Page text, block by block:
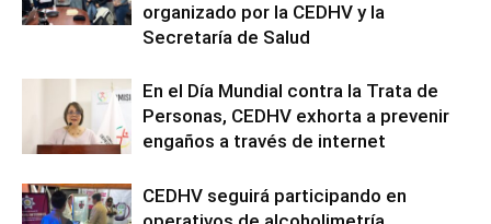
organizado por la CEDHV y la
Secretaría de Salud
En el Día Mundial contra la Trata de
Personas, CEDHV exhorta a prevenir
engaños a través de internet
CEDHV seguirá participando en